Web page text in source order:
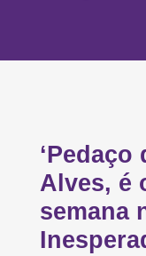
‘Pedaço
Alves, é
semana